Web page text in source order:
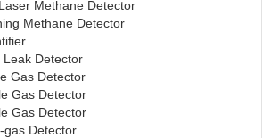
Methane Detector
Methane Detector
Leak Detector
Gas Detector
Gas Detector
Gas Detector
gas Detector